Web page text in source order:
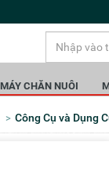
MÁY CHĂN NUÔI
Công Cụ và Dụng